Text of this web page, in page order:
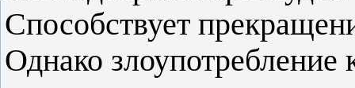
Способствует
Однако